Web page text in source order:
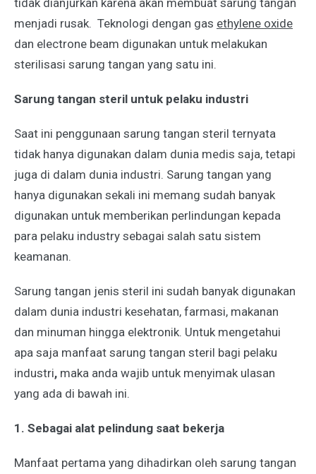
tidak dianjurkan karena akan membuat sarung tangan
menjadi rusak. Teknologi dengan gas ethylene oxide
dan electrone beam digunakan untuk melakukan
sterilisasi sarung tangan yang satu ini.
Sarung tangan steril untuk pelaku industri
Saat ini penggunaan sarung tangan steril ternyata
tidak hanya digunakan dalam dunia medis saja, tetapi
juga di dalam dunia industri. Sarung tangan yang
hanya digunakan sekali ini memang sudah banyak
digunakan untuk memberikan perlindungan kepada
para pelaku industry sebagai salah satu sistem
keamanan.
Sarung tangan jenis steril ini sudah banyak digunakan
dalam dunia industri kesehatan, farmasi, makanan
dan minuman hingga elektronik. Untuk mengetahui
apa saja manfaat sarung tangan steril bagi pelaku
industri, maka anda wajib untuk menyimak ulasan
yang ada di bawah ini.
1. Sebagai alat pelindung saat bekerja
Manfaat pertama yang dihadirkan oleh sarung tangan